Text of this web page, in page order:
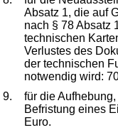
Absatz 1, die auf
nach § 78 Absatz
technischen
Verlustes des
der technischen
notwendig wird:
9.
für die
Befristung eines
Euro.